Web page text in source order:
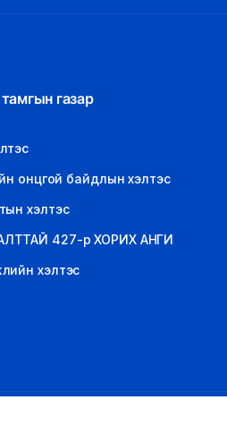
газар
онцгой байдлын хэлтэс
хэлтэс
427-р ХОРИХ АНГИ
хэлтэс